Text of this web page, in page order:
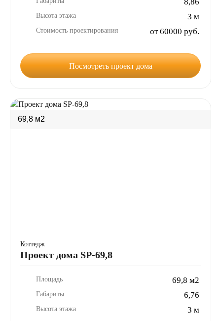
Высота этажа 3 м
Стоимость проектирования от 60000 руб.
Посмотреть проект дома
69,8 м2
Коттедж
Проект дома SP-69,8
Площадь 69,8 м2
Габариты 6,76
Высота этажа 3 м